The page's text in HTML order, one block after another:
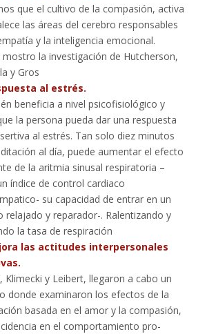
que el cultivo de la compasión, activa
las áreas del cerebro responsables
y la inteligencia emocional.
mostro la investigación de Hutcherson,
y Gros
al estrés.
beneficia a nivel psicofisiológico y
la persona pueda dar una respuesta
al estrés. Tan solo diez minutos
al día, puede aumentar el efecto
de la aritmia sinusal respiratoria –
índice de control cardiaco
su capacidad de entrar en un
relajado y reparador-. Ralentizando y
la tasa de respiración
las actitudes interpersonales
Klimecki y Leibert, llegaron a cabo un
donde examinaron los efectos de la
basada en el amor y la compasión,
en el comportamiento pro-